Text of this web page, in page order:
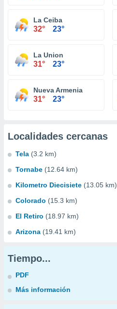
La Ceiba
32° 23°
La Union
31° 23°
Nueva Armenia
31° 23°
Localidades cercanas
Tela (3.2 km)
Tornabe (12.64 km)
Kilometro Diecisiete (13.05 km)
Colorado (15.3 km)
El Retiro (18.97 km)
Arizona (19.41 km)
Tiempo...
PDF
Más información